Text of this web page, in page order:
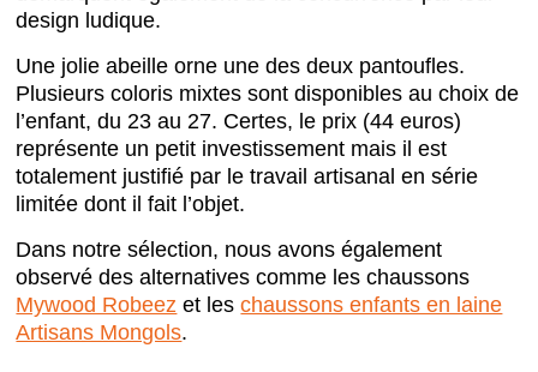
design ludique.
Une jolie abeille orne une des deux pantoufles.
Plusieurs coloris mixtes sont disponibles au choix de
l’enfant, du 23 au 27. Certes, le prix (44 euros)
représente un petit investissement mais il est
totalement justifié par le travail artisanal en série
limitée dont il fait l’objet.
Dans notre sélection, nous avons également
observé des alternatives comme les chaussons
Mywood Robeez et leschaussons enfants en laine
Artisans Mongols.